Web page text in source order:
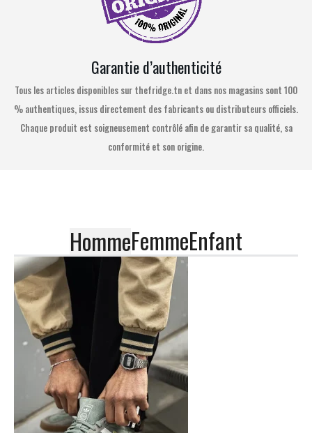
Garantie d’authenticité
Tous les articles disponibles sur thefridge.tn et dans nos magasins sont 100
% authentiques, issus directement des fabricants ou distributeurs officiels.
Chaque produit est soigneusement contrôlé afin de garantir sa qualité, sa
conformité et son origine.
HommeFemmeEnfant